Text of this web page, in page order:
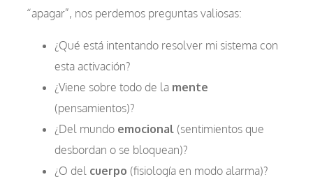
“apagar”, nos perdemos preguntas valiosas:
¿Qué está intentando resolver mi sistema con
esta activación?
¿Viene sobre todo de la mente
(pensamientos)?
¿Del mundo emocional (sentimientos que
desbordan o se bloquean)?
¿O del cuerpo (fisiología en modo alarma)?